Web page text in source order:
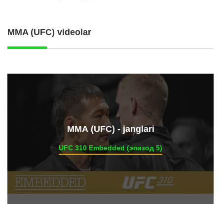
MMA (UFC) videolar
ММА (UFC) - janglari
UFC 310 Embedded (эпизод 5)